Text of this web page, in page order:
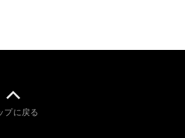
プに戻る